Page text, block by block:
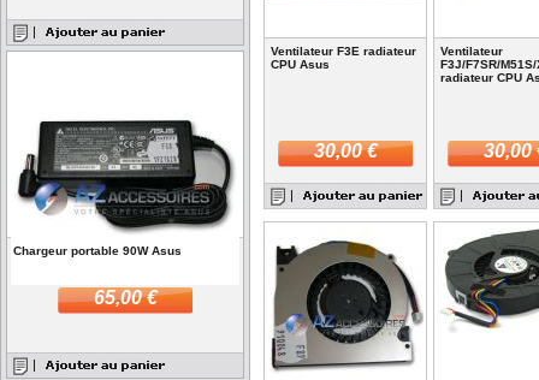
Chargeur portable 90W Asus
65,00 €
Ventilateur F3E radiateur
CPU Asus
30,00 €
Ventilateur
F3J/F7SR/
radiateur CPU
30,00